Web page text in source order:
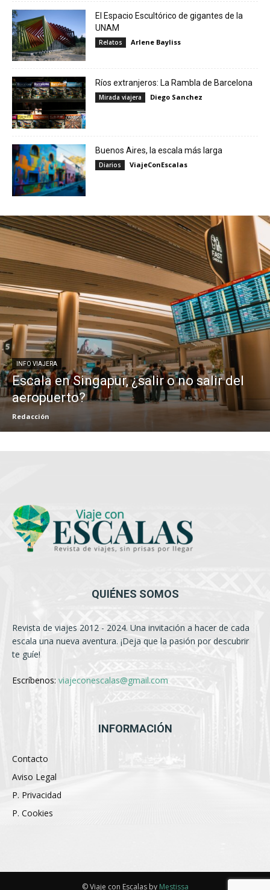
El Espacio Escultórico de gigantes de la
UNAM
Relatos Arlene Bayliss
Ríos extranjeros: La Rambla de Barcelona
Mirada viajera Diego Sanchez
Buenos Aires, la escala más larga
Diarios ViajeConEscalas
INFO VIAJERA
Escala en Singapur, ¿salir o no salir del
aeropuerto?
Redacción
QUIÉNES SOMOS
Revista de viajes 2012 - 2024. Una invitación a hacer de cada
escala una nueva aventura. ¡Deja que la pasión por descubrir
te guíe!
Escríbenos: viajeconescalas@gmail.com
INFORMACIÓN
Contacto
Aviso Legal
P. Privacidad
P. Cookies
© Viaje con Escalas by Mestissa